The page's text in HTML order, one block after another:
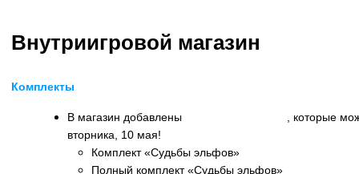
Внутриигровой магазин
Комплекты
В магазин добавлены
, которые
вторника, 10 мая!
Комплект «Судьбы эльфов»
Полный комплект «Судьбы эльфов»